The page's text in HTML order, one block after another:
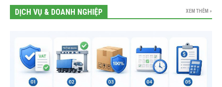
DỊCH VỤ & DOANH NGHIỆP XEM THÊM »